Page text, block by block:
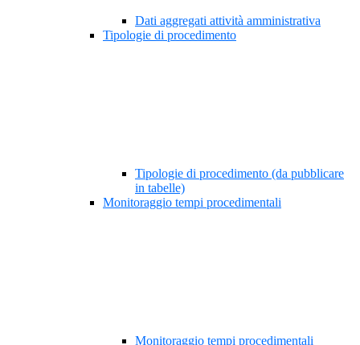
Dati aggregati attività amministrativa
Tipologie di procedimento
Tipologie di procedimento (da pubblicare
in tabelle)
Monitoraggio tempi procedimentali
Monitoraggio tempi procedimentali